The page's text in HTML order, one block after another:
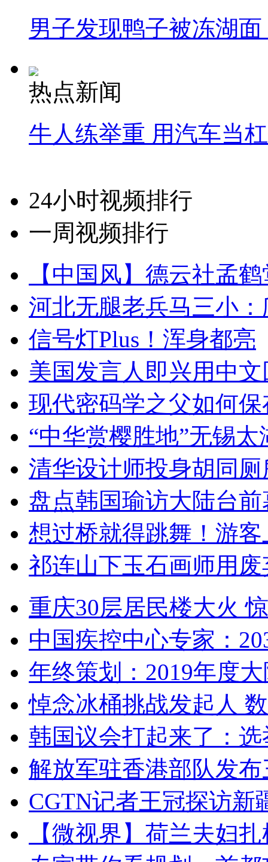
男子发现鸭子被冻湖
热点新闻
牛人练举重 用汽车当
24小时视频排行
一周视频排行
【中国风】德云社孟
河北无腿老兵马三小
信号灯Plus！浑身都亮
美国发言人即兴用中
现代密码学之父如何
“中华赏樱胜地”无锡
清华设计师投身胡同
盘点韩国瑜访大陆台
想过桥就得跳舞！游客
祁连山下玉石画师用
重庆30层居民楼大火
中国疾控中心专家：
年终策划：2019年度
悼念冰桶挑战发起人
韩国议会打起来了：
解放军驻香港部队发
CGTN记者王冠探访新
【微视界】荷兰夫妇